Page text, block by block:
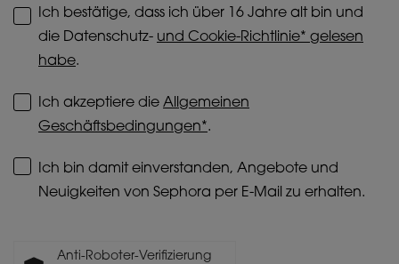
Ich bestätige, dass ich über 16 Jahre alt bin und
die Datenschutz- und Cookie-Richtlinie* gelesen
habe.
Ich akzeptiere die Allgemeinen
Geschäftsbedingungen*.
Ich bin damit einverstanden, Angebote und
Neuigkeiten von Sephora per E-Mail zu erhalten.
Anti-Roboter-Verifizierung
Mit Ausnahme der technischen Cookies erfordert
Tracker Dein Einverständnis. Du kannst Deine
Cookies über die Schaltfläche "Einstellungen
verwalten" unten anpassen oder Dich für "Alle
Du kannst Deine Zustimmung jederzeit
widerrufen. Wenn Du weitere Informationen über